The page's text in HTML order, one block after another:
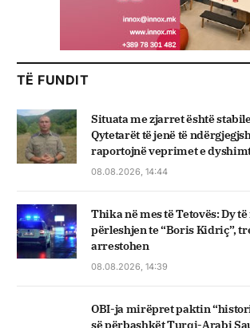
TË FUNDIT
Situata me zjarret është
Qytetarët të jenë të
raportojnë veprimet e
08.08.2026, 14:44
Thika në mes të Tetovës: Dy
përleshjen te “Boris Kidriç”,
arrestohen
08.08.2026, 14:39
OBI-ja mirëpret paktin
së përbashkët Turqi-Arabi